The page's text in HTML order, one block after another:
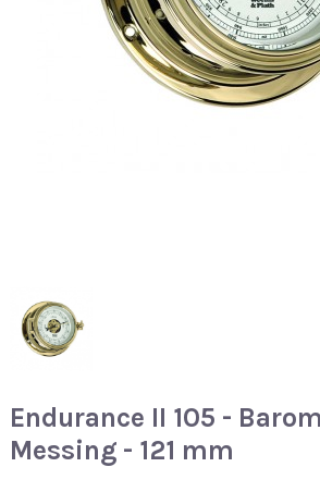
Endurance II 105 -
Messing - 121 mm